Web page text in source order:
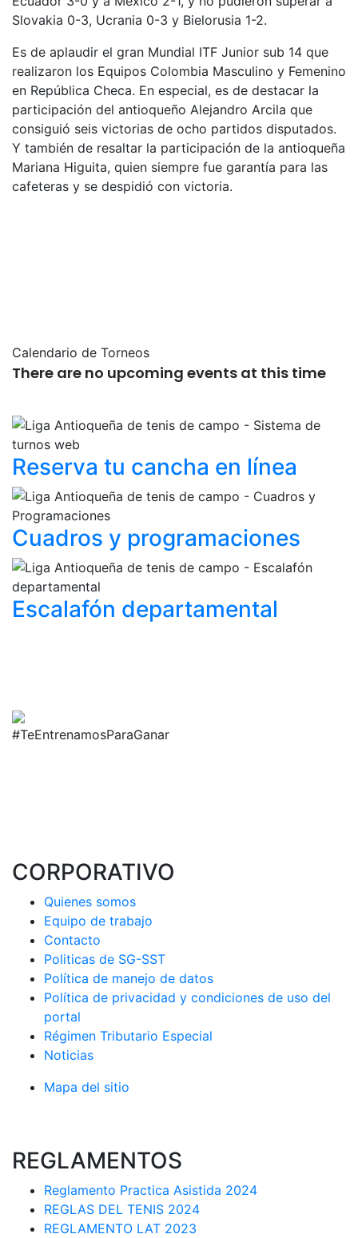
Slovakia 0-3, Ucrania 0-3 y Bielorusia 1-2.
Es de aplaudir el gran Mundial ITF Junior sub 14 que
realizaron los Equipos Colombia Masculino y Femenino
en República Checa. En especial, es de destacar la
participación del antioqueño Alejandro Arcila que
consiguió seis victorias de ocho partidos disputados.
Y también de resaltar la participación de la antioqueña
Mariana Higuita, quien siempre fue garantía para las
cafeteras y se despidió con victoria.
Calendario de Torneos
There are no upcoming events at this time
Reserva tu cancha en línea
Cuadros y programaciones
Escalafón departamental
#TeEntrenamosParaGanar
CORPORATIVO
Quienes somos
Equipo de trabajo
Contacto
Politicas de SG-SST
Política de manejo de datos
Política de privacidad y condiciones de uso del
portal
Régimen Tributario Especial
Noticias
Mapa del sitio
REGLAMENTOS
Reglamento Practica Asistida 2024
REGLAS DEL TENIS 2024
REGLAMENTO LAT 2023